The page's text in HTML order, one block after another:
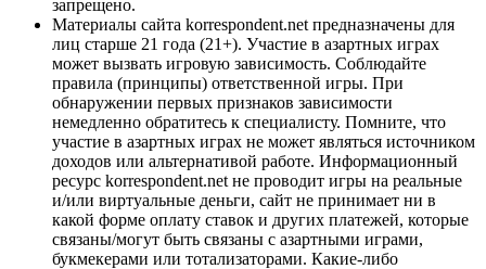
запрещено.
Материалы сайта korrespondent.net предназначены для
лиц старше 21 года (21+). Участие в азартных играх
может вызвать игровую зависимость. Соблюдайте
правила (принципы) ответственной игры. При
обнаружении первых признаков зависимости
немедленно обратитесь к специалисту. Помните, что
участие в азартных играх не может являться источником
доходов или альтернативой работе. Информационный
ресурс korrespondent.net не проводит игры на реальные
и/или виртуальные деньги, сайт не принимает ни в
какой форме оплату ставок и других платежей, которые
связаны/могут быть связаны с азартными играми,
букмекерами или тотализаторами. Какие-либо